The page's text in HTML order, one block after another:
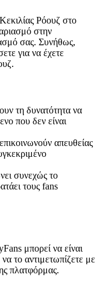
Ρόουζ στο
στην
σας. Συνήθως,
για να έχετε
τη δυνατότητα να
που δεν είναι
απευθείας
συνεχώς το
τους fans
μπορεί να είναι
το αντιμετωπίζετε με
πλατφόρμας.